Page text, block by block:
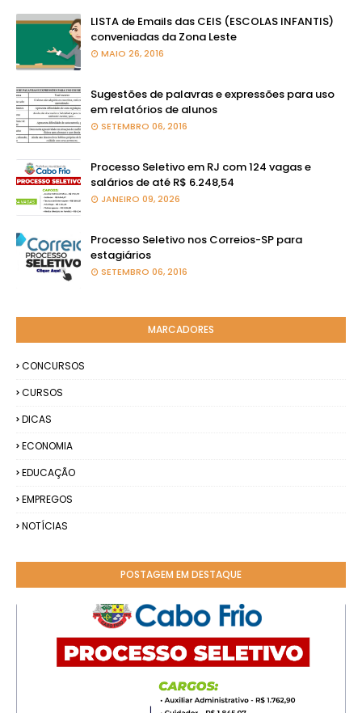
LISTA de Emails das CEIS (ESCOLAS INFANTIS)
conveniadas da Zona Leste
MAIO 26, 2016
Sugestões de palavras e expressões para uso
em relatórios de alunos
SETEMBRO 06, 2016
Processo Seletivo em RJ com 124 vagas e
salários de até R$ 6.248,54
JANEIRO 09, 2026
Processo Seletivo nos Correios-SP para
estagiários
SETEMBRO 06, 2016
MARCADORES
CONCURSOS
CURSOS
DICAS
ECONOMIA
EDUCAÇÃO
EMPREGOS
NOTÍCIAS
POSTAGEM EM DESTAQUE